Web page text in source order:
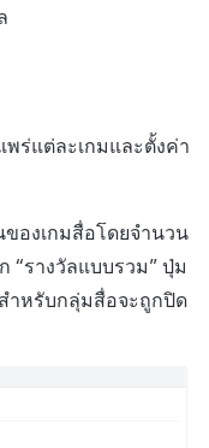
พร่แต่ละเกมและตั้งค่า
ของเกมสื่อโดยจำนวน
“รางวัลแบบรวม” ปุ่ม
ำหรับกลุ่มสื่อจะถูกปิด